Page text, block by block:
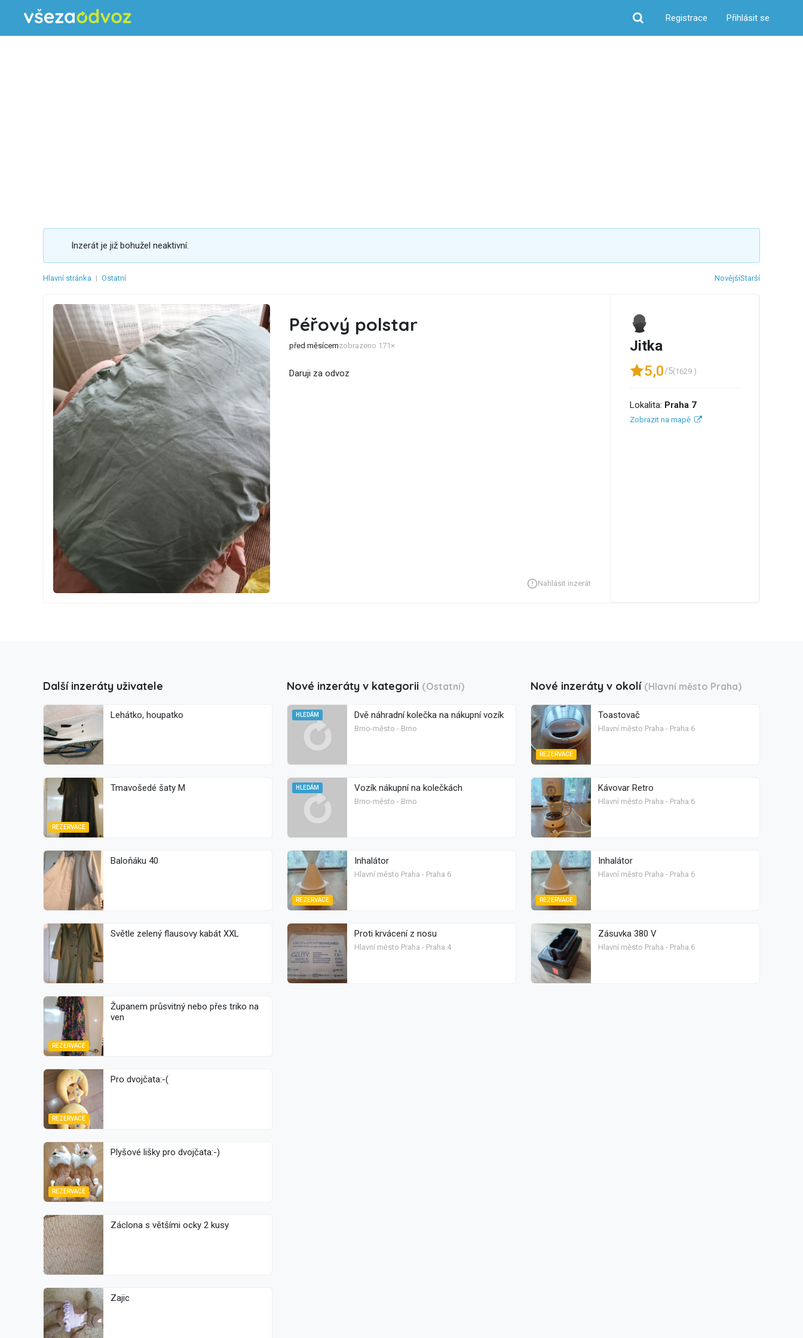
Hledat
Registrace Přihlásit se
Inzerát je již bohužel neaktivní.
Hlavní stránka | Ostatní NovějšíStarší
Péřový polstar
před měsícemzobrazeno 171×
Daruji za odvoz
Nahlásit inzerát
Jitka
5,0/5(1629 )
Lokalita: Praha 7
Zobrazit na mapě
Další inzeráty uživatele
Lehátko, houpatko
REZERVACE
Tmavošedé šaty M
Baloňáku 40
Světle zelený flausovy kabát XXL
REZERVACE
Županem průsvitný nebo přes triko na
ven
REZERVACE
Pro dvojčata:-(
REZERVACE
Plyšové lišky pro dvojčata:-)
Záclona s většími ocky 2 kusy
Zajic
Nové inzeráty v kategorii (Ostatní)
HLEDÁM Dvě náhradní kolečka na nákupní vozík
Brno-město - Brno
HLEDÁM Vozík nákupní na kolečkách
Brno-město - Brno
REZERVACE
Inhalátor
Hlavní město Praha - Praha 6
Proti krvácení z nosu
Hlavní město Praha - Praha 4
Nové inzeráty v okolí (Hlavní město Praha)
REZERVACE
Toastovač
Hlavní město Praha - Praha 6
Kávovar Retro
Hlavní město Praha - Praha 6
REZERVACE
Inhalátor
Hlavní město Praha - Praha 6
Zásuvka 380 V
Hlavní město Praha - Praha 6